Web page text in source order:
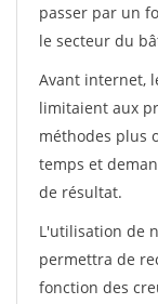
passer par un
le secteur du
Avant internet,
limitaient aux
méthodes plus
temps et
de résultat.
L'utilisation de
permettra de
fonction des